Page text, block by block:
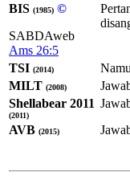
BIS (1985) ©
SABDAweb
Ams 26:5
TSI (2014)
MILT (2008)
Shellabear 2011
(2011)
AVB (2015)